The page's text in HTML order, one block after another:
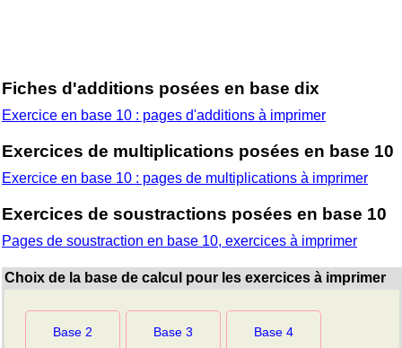
Fiches d'additions posées en base dix
Exercice en base 10 : pages d'additions à imprimer
Exercices de multiplications posées en base 10
Exercice en base 10 : pages de multiplications à imprimer
Exercices de soustractions posées en base 10
Pages de soustraction en base 10, exercices à imprimer
Choix de la base de calcul pour les exercices à imprimer
Base 2 Base 3 Base 4